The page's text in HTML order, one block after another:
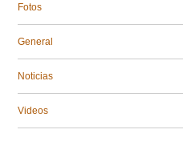
Fotos
General
Noticias
Videos